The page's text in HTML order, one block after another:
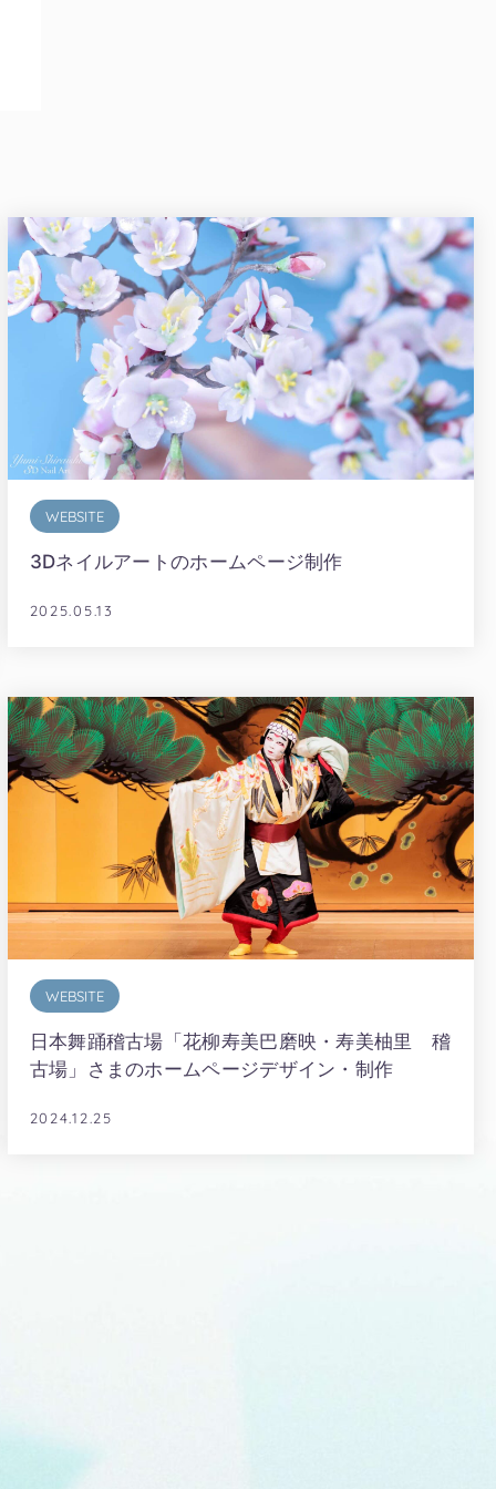
WEBSITE
3Dネイルアートのホームページ制作
2025.05.13
WEBSITE
日本舞踊稽古場「花柳寿美巴磨映・寿美柚里 稽
古場」さまのホームページデザイン・制作
2024.12.25